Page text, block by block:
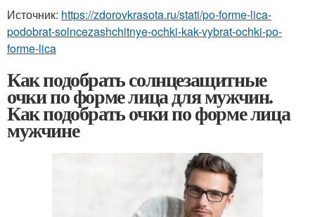
Источник: https://zdorovkrasota.ru/stati/po-forme-lica-
podobrat-solncezashchitnye-ochki-kak-vybrat-ochki-po-
forme-lica
Как подобрать солнцезащитные
очки по форме лица для мужчин.
Как подобрать очки по форме лица
мужчине